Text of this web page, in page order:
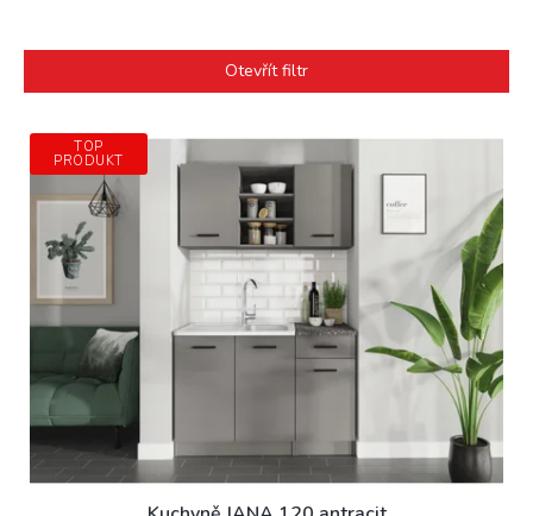
r
u
Otevřít filtr
V
p
o
d
k
ů
TOP
PRODUKT